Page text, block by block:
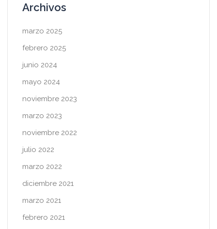
Archivos
marzo 2025
febrero 2025
junio 2024
mayo 2024
noviembre 2023
marzo 2023
noviembre 2022
julio 2022
marzo 2022
diciembre 2021
marzo 2021
febrero 2021